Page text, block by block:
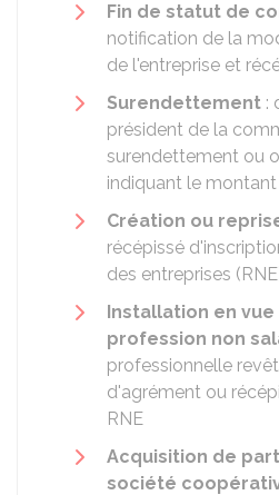
Fin de statut de
notification de la
de l'entreprise et
Surendettement :
président de la
surendettement ou
indiquant le
Création ou
récépissé
des entreprises
Installation en
profession non
professionnelle
d'agrément ou
RNE
Acquisition de
société